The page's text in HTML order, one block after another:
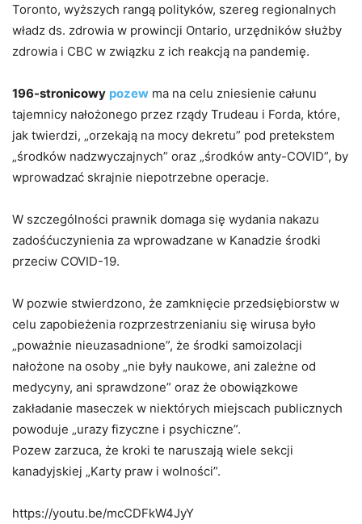
Toronto, wyższych rangą polityków, szereg regionalnych
władz ds. zdrowia w prowincji Ontario, urzędników służby
zdrowia i CBC w związku z ich reakcją na pandemię.
196-stronicowy pozew ma na celu zniesienie całunu
tajemnicy nałożonego przez rządy Trudeau i Forda, które,
jak twierdzi, „orzekają na mocy dekretu” pod pretekstem
„środków nadzwyczajnych” oraz „środków anty-COVID”, by
wprowadzać skrajnie niepotrzebne operacje.
W szczególności prawnik domaga się wydania nakazu
zadośćuczynienia za wprowadzane w Kanadzie środki
przeciw COVID-19.
W pozwie stwierdzono, że zamknięcie przedsiębiorstw w
celu zapobieżenia rozprzestrzenianiu się wirusa było
„poważnie nieuzasadnione”, że środki samoizolacji
nałożone na osoby „nie były naukowe, ani zależne od
medycyny, ani sprawdzone” oraz że obowiązkowe
zakładanie maseczek w niektórych miejscach publicznych
powoduje „urazy fizyczne i psychiczne”.
Pozew zarzuca, że kroki te naruszają wiele sekcji
kanadyjskiej „Karty praw i wolności”.
https://youtu.be/mcCDFkW4JyY